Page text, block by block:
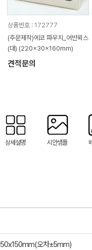
상품번호 : 172777
(주문제작)에코 파우치_어반윅스
(대) (220x30x160mm)
견적문의
상세설명 시안샘플
오차±5mm​)